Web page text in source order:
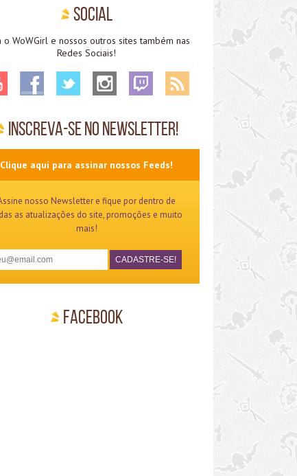
Social
o WoWGirl e nossos outros sites também nas
Redes Sociais!
Inscreva-se no Newsletter!
Clique aqui para assinar nossos Feeds!
nosso Newsletter e fique por dentro de
as atualizações do site, promoções e muito
mais!
Facebook